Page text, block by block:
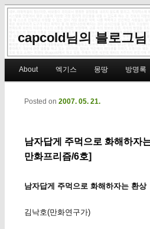
capcold님의 블로그님
Skip to primary content
Skip to secondary content
About 엑기스 몽땅 방명록
남자답게 주먹으로 화해하자
만화프리즘/6호]
Posted on 2007. 05. 21.
남자답게 주먹으로 화해하자는 환상
김낙호(만화연구가)